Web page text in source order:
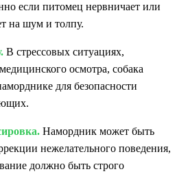
если питомец нервничает или
на шум и толпу.
В стрессовых ситуациях,
осмотра, собака
для безопасности
Намордник может быть
нежелательного поведения,
должно быть строго